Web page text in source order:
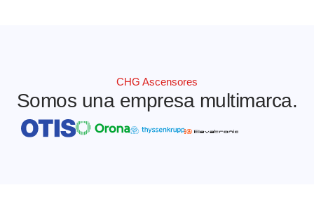
CHG Ascensores
Somos una empresa multimarca.